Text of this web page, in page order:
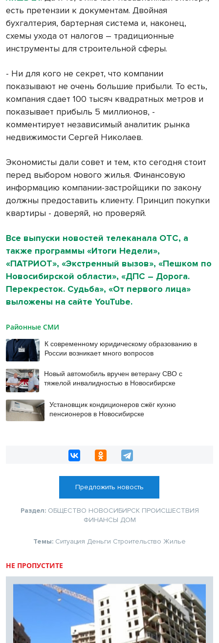
есть претензии к документам. Двойная
бухгалтерия, бартерная система и, наконец,
схемы ухода от налогов – традиционные
инструменты для строительной сферы.
- Ни для кого не секрет, что компании
показывают не очень большие прибыли. То есть,
компания сдает 100 тысяч квадратных метров и
показывает прибыль 5 миллионов, -
комментирует независимый аналитик рынка
недвижимости Сергей Николаев.
Экономисты дали совет и тем, кто сегодня стоит
перед выбором нового жилья. Финансовую
информацию компании-застройщики по закону
должны предоставить клиенту. Принцип покупки
квартиры - доверяй, но проверяй.
Все выпуски новостей телеканала ОТС, а
также программы «Итоги Недели»,
«ПАТРИОТ», «Экстренный вызов», «Пешком по
Новосибирской области», «ДПС – Дорога.
Перекресток. Судьба», «От первого лица»
выложены на сайте YouTube.
Районные СМИ
К современному юридическому образованию в
России возникает много вопросов
Новый автомобиль вручен ветерану СВО с
тяжелой инвалидностью в Новосибирске
Установщик кондиционеров сжёг кухню
пенсионеров в Новосибирске
Предложить новость
Раздел: ОБЩЕСТВО НОВОСИБИРСК ПРОИСШЕСТВИЯ
ФИНАНСЫ ДОМ
Темы: Ситуация Деньги Строительство Жилье
НЕ ПРОПУСТИТЕ